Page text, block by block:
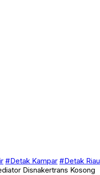
#Detak Kampar #Detak Riau
Disnakertrans Kosong